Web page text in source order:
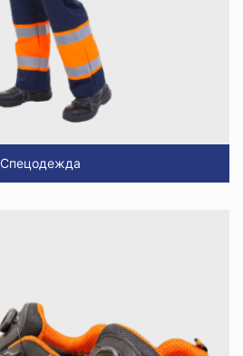
Спецодежда